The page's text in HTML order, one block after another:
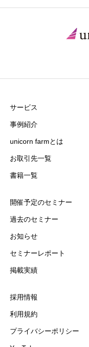
サービス
事例紹介
unicorn farmとは
お取引先一覧
書籍一覧
開催予定のセミナー
過去のセミナー
お知らせ
セミナーレポート
掲載実績
採用情報
利用規約
プライバシーポリシー